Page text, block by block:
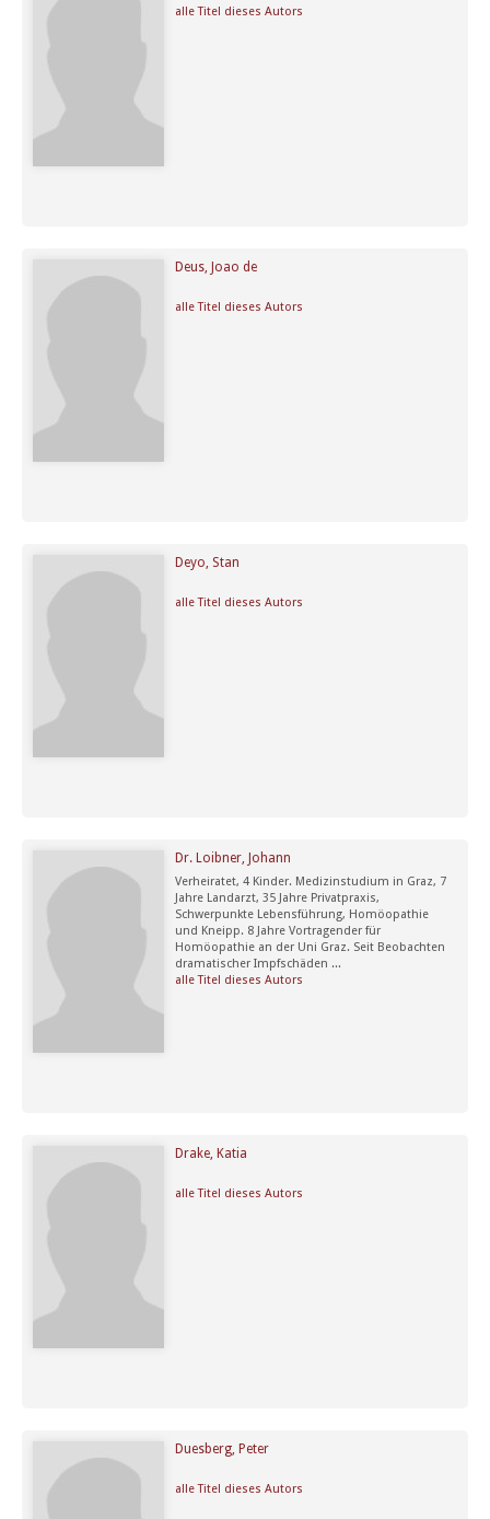
alle Titel dieses Autors
Deus, Joao de
alle Titel dieses Autors
Deyo, Stan
alle Titel dieses Autors
Dr. Loibner, Johann
Verheiratet, 4 Kinder. Medizinstudium in Graz, 7
Jahre Landarzt, 35 Jahre Privatpraxis,
Schwerpunkte Lebensführung, Homöopathie
und Kneipp. 8 Jahre Vortragender für
Homöopathie an der Uni Graz. Seit Beobachten
dramatischer Impfschäden ...
alle Titel dieses Autors
Drake, Katia
alle Titel dieses Autors
Duesberg, Peter
alle Titel dieses Autors